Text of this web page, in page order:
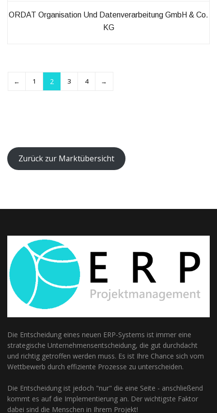
ORDAT Organisation Und Datenverarbeitung GmbH & Co.
KG
← 1 2 3 4 →
Zurück zur Marktübersicht
Die Entscheidung eines neuen ERP-Systems ist immer eine
strategische Unternehmensentscheidung, die gut durchdacht
und richtig getroffen werden muss. Es ist Ihre Chance sich vom
Wettbewerb durch effiziente Prozesse zu unterscheiden.
Die Entscheidung ist jedoch "nur" die eine Seite - anschließend
kommt es auf die Implementierung an. Der wichtigste Faktor
dabei sind die Menschen in Ihrem Projekt!